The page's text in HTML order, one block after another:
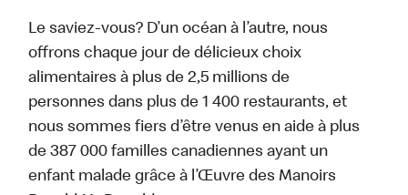
Le saviez-vous? D’un océan à l’autre, nous
offrons chaque jour de délicieux choix
alimentaires à plus de 2,5 millions de
personnes dans plus de 1 400 restaurants, et
nous sommes fiers d’être venus en aide à plus
de 387 000 familles canadiennes ayant un
enfant malade grâce à l’Œuvre des Manoirs